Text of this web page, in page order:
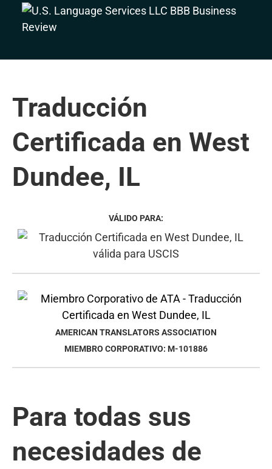
Traducción
Certificada en West
Dundee, IL
VÁLIDO PARA:
AMERICAN TRANSLATORS ASSOCIATION
MIEMBRO CORPORATIVO: M-101886
Para todas sus
necesidades de